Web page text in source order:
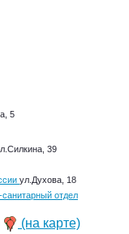
5
39
ул.Духова, 18
отдел
(на карте)